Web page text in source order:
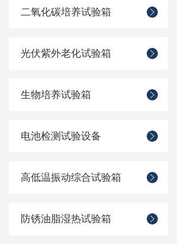
二氧化碳培养试验箱
光伏紫外老化试验箱
生物培养试验箱
电池检测试验设备
高低温振动综合试验箱
防锈油脂湿热试验箱